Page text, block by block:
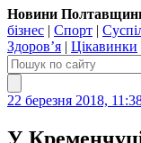
Новини
бізнес | Спорт |
Здоров’я | Цікавинки
22 березня 2018,